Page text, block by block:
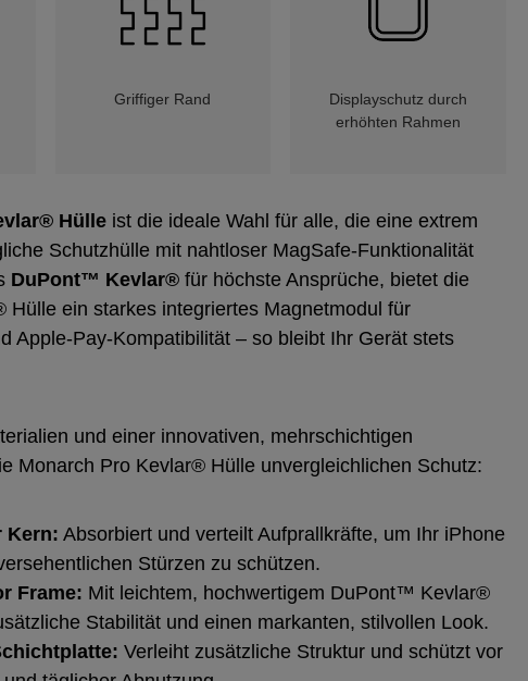
Griffiger Rand
Displayschutz durch
erhöhten Rahmen
Hülle ist die ideale Wahl für alle, die eine extrem
Schutzhülle mit nahtloser MagSafe-Funktionalität
DuPont™ Kevlar® für höchste Ansprüche, bietet die
Hülle ein starkes integriertes Magnetmodul für
Apple‑Pay‑Kompatibilität – so bleibt Ihr Gerät stets
und einer innovativen, mehrschichtigen
Monarch Pro Kevlar® Hülle unvergleichlichen Schutz:
Kern: Absorbiert und verteilt Aufprallkräfte, um Ihr iPhone
Stürzen zu schützen.
Frame: Mit leichtem, hochwertigem DuPont™ Kevlar®
Stabilität und einen markanten, stilvollen Look.
Verleiht zusätzliche Struktur und schützt vor